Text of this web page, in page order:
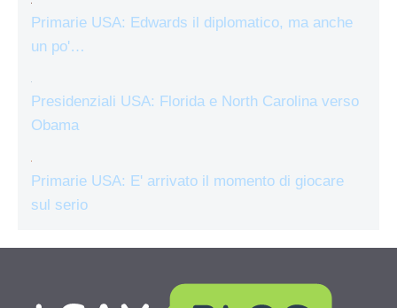
Primarie USA: Edwards il diplomatico, ma anche
un po'…
Presidenziali USA: Florida e North Carolina verso
Obama
Primarie USA: E' arrivato il momento di giocare
sul serio